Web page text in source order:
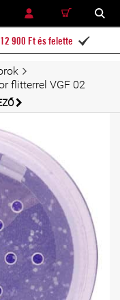
KERESÉS KERESÉS
900 Ft és felette 
flitterrel VGF 02